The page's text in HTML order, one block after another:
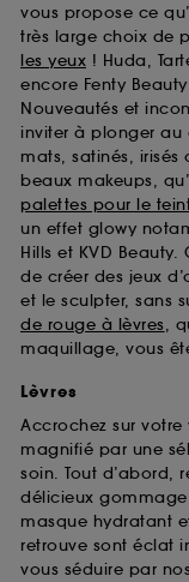
vous propose ce
très large choix de
les yeux ! Huda,
encore Fenty
Nouveautés et
inviter à plonger
mats, satinés, irisés
beaux makeups,
palettes pour le
un effet glowy
Hills et KVD Beauty.
de créer des jeux
et le sculpter, sans
de rouge à lèvres,
maquillage, vous
Lèvres
Accrochez sur
magnifié par une
soin. Tout d’abord,
délicieux
masque hydratant
retrouve sont éclat
vous séduire par nos